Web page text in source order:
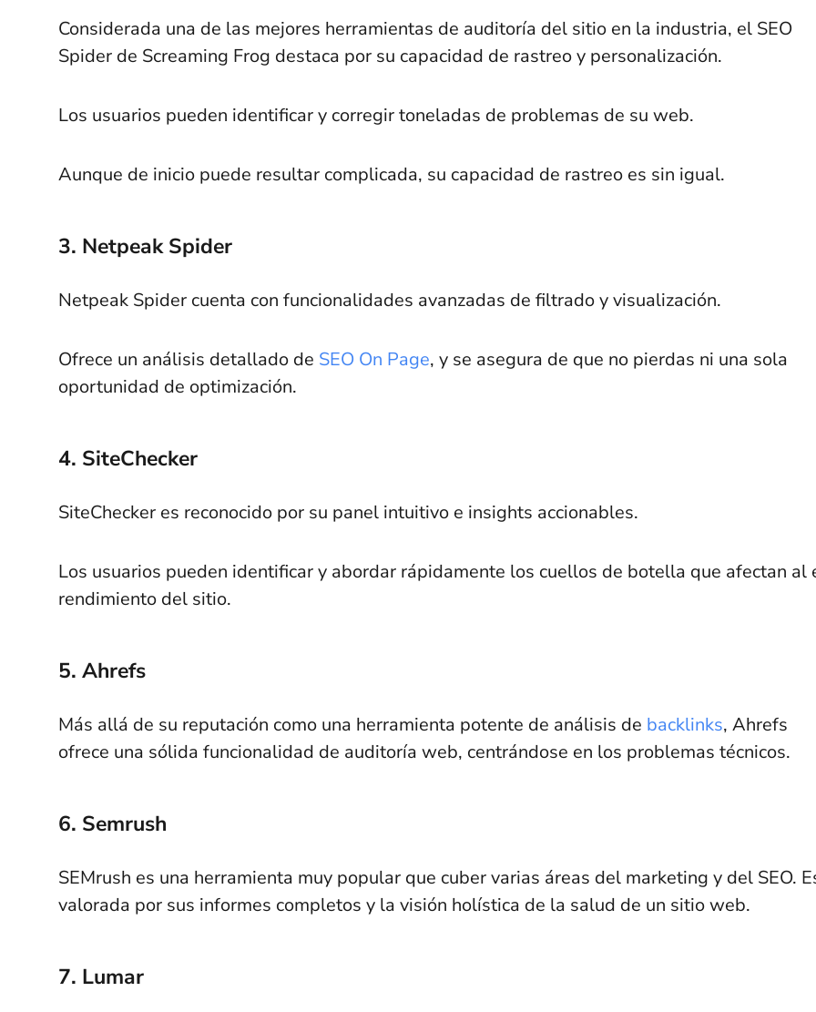
Considerada una de las mejores herramientas de auditoría del sitio en la industria, el SEO
Spider de Screaming Frog destaca por su capacidad de rastreo y personalización.
Los usuarios pueden identificar y corregir toneladas de problemas de su web.
Aunque de inicio puede resultar complicada, su capacidad de rastreo es sin igual.
3. Netpeak Spider
Netpeak Spider cuenta con funcionalidades avanzadas de filtrado y visualización.
Ofrece un análisis detallado de SEO On Page, y se asegura de que no pierdas ni una sola
oportunidad de optimización.
4. SiteChecker
SiteChecker es reconocido por su panel intuitivo e insights accionables.
Los usuarios pueden identificar y abordar rápidamente los cuellos de botella que afectan al
rendimiento del sitio.
5. Ahrefs
Más allá de su reputación como una herramienta potente de análisis de backlinks, Ahrefs
ofrece una sólida funcionalidad de auditoría web, centrándose en los problemas técnicos.
6. Semrush
SEMrush es una herramienta muy popular que cuber varias áreas del marketing y del SEO.
valorada por sus informes completos y la visión holística de la salud de un sitio web.
7. Lumar